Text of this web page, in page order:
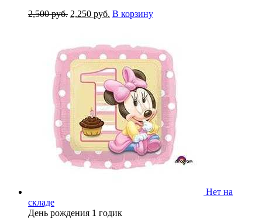
2,500руб. 2,250 руб. В корзину
Нет на
складе
День рождения 1 годик